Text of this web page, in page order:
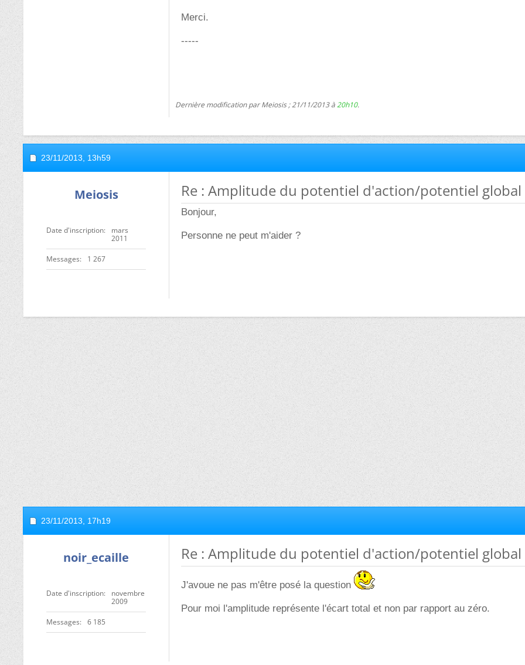
Merci.
-----
Dernière modification par Meiosis ; 21/11/2013 à20h10.
23/11/2013, 13h59
Meiosis
Date d'inscription
mars
2011
Messages 1 267
Re : Amplitude du potentiel d'action/potentiel global
Bonjour,
Personne ne peut m'aider ?
23/11/2013, 17h19
noir_ecaille
Date d'inscription
novembre
2009
Messages 6 185
Re : Amplitude du potentiel d'action/potentiel global
J'avoue ne pas m'être posé la question
Pour moi l'amplitude représente l'écart total et non par rapport au zéro.